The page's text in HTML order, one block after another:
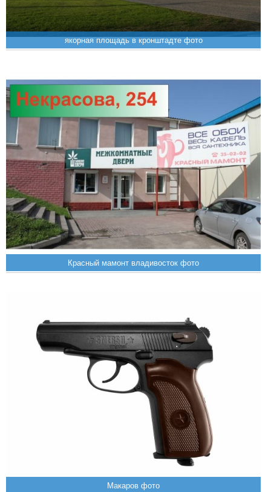
якорная площадь в кронштадте фото
Красный мамонт владивосток фото
Макаров фото